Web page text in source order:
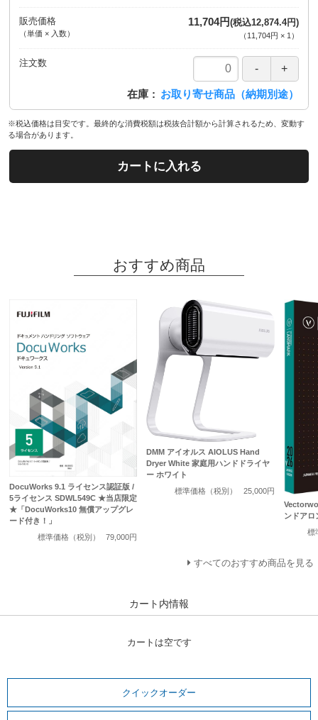
販売価格
（単価 × 入数）
11,704円(税込12,874.4円)
（ 11,704円 × 1 ）
注文数
在庫 お取り寄せ商品（納期別途）
※税込価格は目安です。最終的な消費税額は税抜合計額から計算されるため、変動す
る場合があります。
カートに入れる
おすすめ商品
DocuWorks 9.1 ライセンス認証版 /
5ライセンス SDWL549C ★当店限定
★「DocuWorks10 無償アップグレ
ード付き！」
標準価格（税別）
79,000円
DMM アイオルス AIOLUS Hand
Dryer White 家庭用ハンドドライヤ
ー ホワイト
標準価格（税別）
25,000円
ンドアロ
標
すべてのおすすめ商品を見る
カート内情報
カートは空です
クイックオーダー